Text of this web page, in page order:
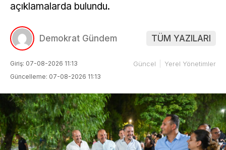
açıklamalarda bulundu.
Demokrat Gündem TÜM YAZILARI
Giriş: 07-08-2026 11:13
Güncelleme: 07-08-2026 11:13
Güncel Yerel Yönetimler